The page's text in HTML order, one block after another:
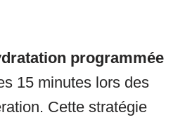
programmée
15 minutes lors des
Cette stratégie